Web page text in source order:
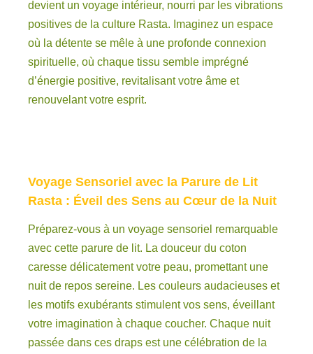
devient un voyage intérieur, nourri par les vibrations
positives de la culture Rasta. Imaginez un espace
où la détente se mêle à une profonde connexion
spirituelle, où chaque tissu semble imprégné
d’énergie positive, revitalisant votre âme et
renouvelant votre esprit.
Voyage Sensoriel avec la Parure de Lit
Rasta : Éveil des Sens au Cœur de la Nuit
Préparez-vous à un voyage sensoriel remarquable
avec cette parure de lit. La douceur du coton
caresse délicatement votre peau, promettant une
nuit de repos sereine. Les couleurs audacieuses et
les motifs exubérants stimulent vos sens, éveillant
votre imagination à chaque coucher. Chaque nuit
passée dans ces draps est une célébration de la